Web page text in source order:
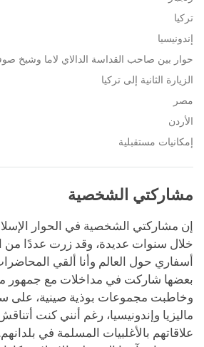
تركيا
إندونيسيا
حوار بين صاحب القداسة الدالاي لاما وشيخ
الزيارة الثانية إلى تركيا
مصر
الأردن
إمكانيات مستقبلية
مشاركتي الشخصية
إن مشاركتي الشخصية في الحوار
خلال سنوات عديدة، وقد زرت عددًا من
أسفاري حول العالم وأنا ألقي
بعضها شاركت في مداخلات مع جمهور
وخاطبت مجموعات بوذية صينية، على
ماليزيا وإندونيسيا، رغم أنني كنت
علاقاتهم بالأغلبيات المسلمة في